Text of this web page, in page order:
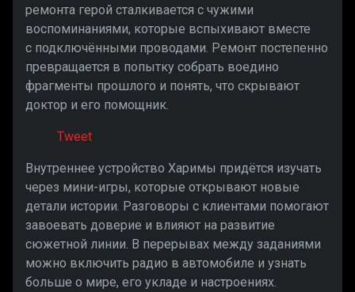
ремонта герой сталкивается с чужими
воспоминаниями, которые вспыхивают вместе
с подключёнными проводами. Ремонт постепенно
превращается в попытку собрать воедино
фрагменты прошлого и понять, что скрывают
доктор и его помощник.
Tweet
Внутреннее устройство Харимы придётся изучать
через мини-игры, которые открывают новые
детали истории. Разговоры с клиентами помогают
завоевать доверие и влияют на развитие
сюжетной линии. В перерывах между заданиями
можно включить радио в автомобиле и узнать
больше о мире, его укладе и настроениях.